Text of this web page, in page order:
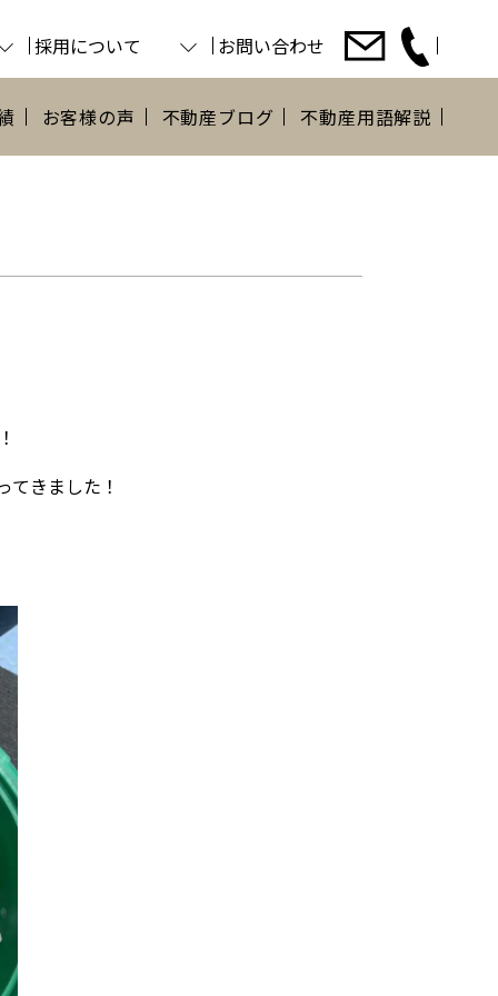
採用について お問い合わせ
お客様の声 不動産ブログ 不動産用語解説
きました！